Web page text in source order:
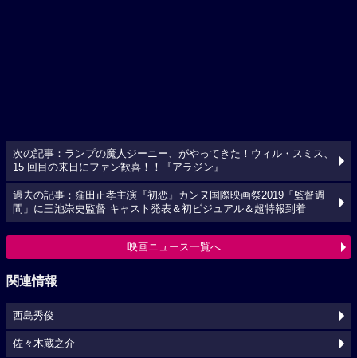
次の記事：ランプの魔人ジーニー、がやってきた！ウィル・スミス、
15 回目の来日にファン歓喜！！『アラジン』
過去の記事：窪田正孝主演『初恋』カンヌ国際映画祭2019「監督週
間」に三池崇史監督 キャスト発表＆初ビジュアル＆超特報到着
映画ニュース一覧へ
関連情報
西島秀俊
佐々木蔵之介